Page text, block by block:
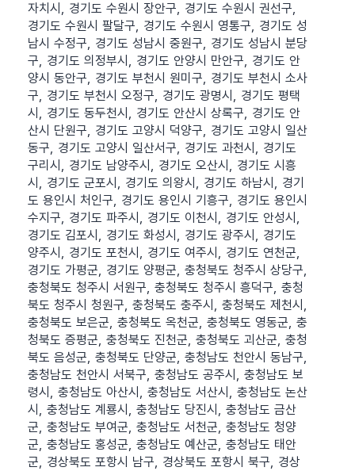
자치시, 경기도 수원시 장안구, 경기도 수원시 권선구,
경기도 수원시 팔달구, 경기도 수원시 영통구, 경기도 성
남시 수정구, 경기도 성남시 중원구, 경기도 성남시 분당
구, 경기도 의정부시, 경기도 안양시 만안구, 경기도 안
양시 동안구, 경기도 부천시 원미구, 경기도 부천시 소사
구, 경기도 부천시 오정구, 경기도 광명시, 경기도 평택
시, 경기도 동두천시, 경기도 안산시 상록구, 경기도 안
산시 단원구, 경기도 고양시 덕양구, 경기도 고양시 일산
동구, 경기도 고양시 일산서구, 경기도 과천시, 경기도
구리시, 경기도 남양주시, 경기도 오산시, 경기도 시흥
시, 경기도 군포시, 경기도 의왕시, 경기도 하남시, 경기
도 용인시 처인구, 경기도 용인시 기흥구, 경기도 용인시
수지구, 경기도 파주시, 경기도 이천시, 경기도 안성시,
경기도 김포시, 경기도 화성시, 경기도 광주시, 경기도
양주시, 경기도 포천시, 경기도 여주시, 경기도 연천군,
경기도 가평군, 경기도 양평군, 충청북도 청주시 상당구,
충청북도 청주시 서원구, 충청북도 청주시 흥덕구, 충청
북도 청주시 청원구, 충청북도 충주시, 충청북도 제천시,
충청북도 보은군, 충청북도 옥천군, 충청북도 영동군, 충
청북도 증평군, 충청북도 진천군, 충청북도 괴산군, 충청
북도 음성군, 충청북도 단양군, 충청남도 천안시 동남구,
충청남도 천안시 서북구, 충청남도 공주시, 충청남도 보
령시, 충청남도 아산시, 충청남도 서산시, 충청남도 논산
시, 충청남도 계룡시, 충청남도 당진시, 충청남도 금산
군, 충청남도 부여군, 충청남도 서천군, 충청남도 청양
군, 충청남도 홍성군, 충청남도 예산군, 충청남도 태안
군, 경상북도 포항시 남구, 경상북도 포항시 북구, 경상